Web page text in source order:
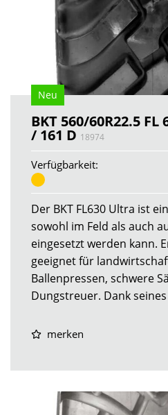
Neu
BKT 560/60R22.5
/ 161 D 18974
Verfügbarkeit:
Der BKT FL630 Ultra ist
sowohl im Feld als auch
eingesetzt werden kann.
geeignet für
Ballenpressen, schwere
Dungstreuer. Dank
merken